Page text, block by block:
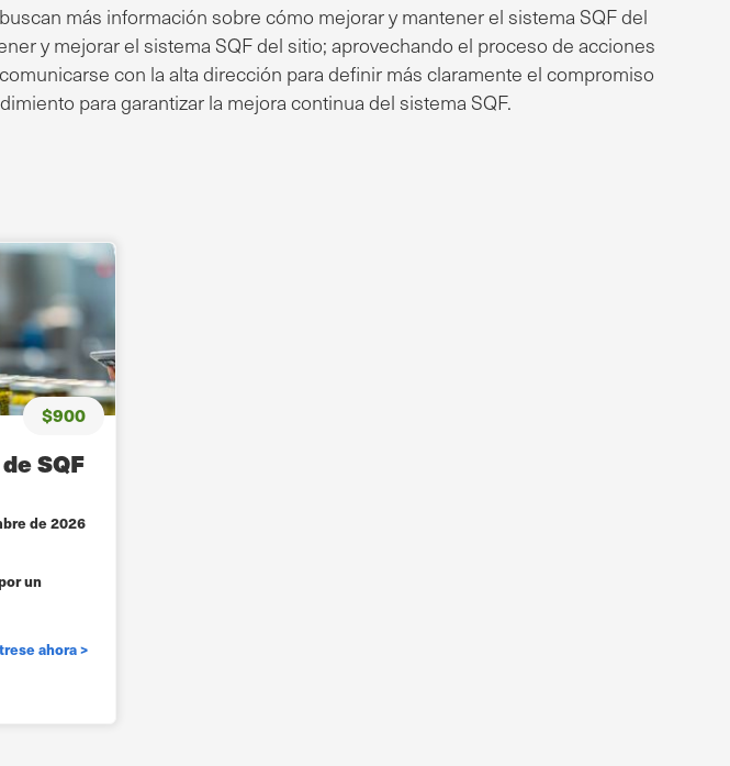
más información sobre cómo mejorar y mantener el sistema SQF del
y mejorar el sistema SQF del sitio; aprovechando el proceso de acciones
con la alta dirección para definir más claramente el compromiso
para garantizar la mejora continua del sistema SQF.
$900
SQF
de 2026
un
ahora >